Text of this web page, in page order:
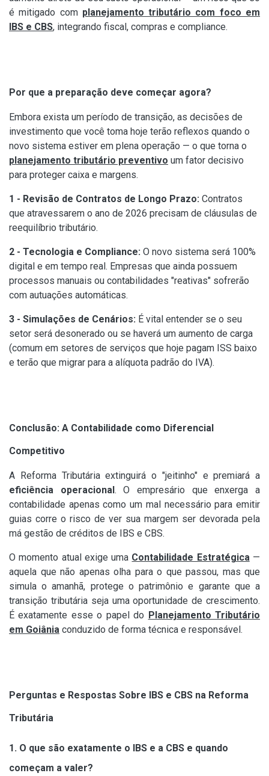
é mitigado com planejamento tributário com foco em
IBS e CBS, integrando fiscal, compras e compliance.
Por que a preparação deve começar agora?
Embora exista um período de transição, as decisões de
investimento que você toma hoje terão reflexos quando o
novo sistema estiver em plena operação — o que torna o
planejamento tributário preventivo um fator decisivo
para proteger caixa e margens.
1 - Revisão de Contratos de Longo Prazo: Contratos
que atravessarem o ano de 2026 precisam de cláusulas de
reequilíbrio tributário.
2 - Tecnologia e Compliance: O novo sistema será 100%
digital e em tempo real. Empresas que ainda possuem
processos manuais ou contabilidades "reativas" sofrerão
com autuações automáticas.
3 - Simulações de Cenários: É vital entender se o seu
setor será desonerado ou se haverá um aumento de carga
(comum em setores de serviços que hoje pagam ISS baixo
e terão que migrar para a alíquota padrão do IVA).
Conclusão: A Contabilidade como Diferencial
Competitivo
A Reforma Tributária extinguirá o "jeitinho" e premiará a
eficiência operacional . O empresário que enxerga a
contabilidade apenas como um mal necessário para emitir
guias corre o risco de ver sua margem ser devorada pela
má gestão de créditos de IBS e CBS.
O momento atual exige uma Contabilidade Estratégica—
aquela que não apenas olha para o que passou, mas que
simula o amanhã, protege o patrimônio e garante que a
transição tributária seja uma oportunidade de crescimento.
É exatamente esse o papel do Planejamento Tributário
em Goiânia conduzido de forma técnica e responsável.
Perguntas e Respostas Sobre IBS e CBS na Reforma
Tributária
1. O que são exatamente o IBS e a CBS e quando
começam a valer?